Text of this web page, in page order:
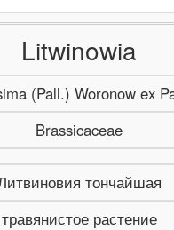
Litwinowia
(Pall.) Woronow ex
Brassicaceae
тончайшая
травянистое растение